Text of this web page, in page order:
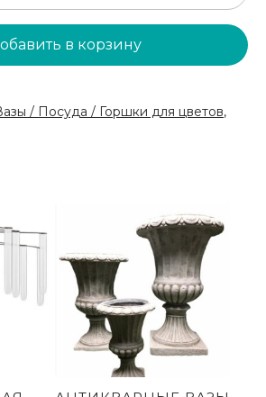
в корзину
/ Посуда / Горшки для цветов,